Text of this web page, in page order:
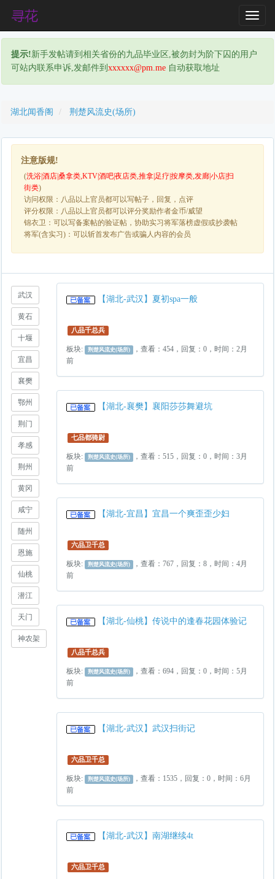
T
o
g
e
i
提示!新手发帖请到相关省份的九品毕业区,被勿封为阶下囚的用户
可站内联系申诉,发邮件到 xxxxxx@pm.me 自动获取地址
湖北闻香阁 荆楚风流史(场所)
注意版规!
(洗浴|酒店|桑拿类,KTV|酒吧|夜店类,推拿|足疗|按摩类,发廊|小店|扫
街类)
访问权限：八品以上官员都可以写帖子，回复，点评
评分权限：八品以上官员都可以评分奖励作者金币/威望
锦衣卫：可以写备案帖的验证帖，协助实习将军落榜虚假或抄袭帖
将军(含实习)：可以斩首发布广告或骗人内容的会员
武汉
黄石
十堰
宜昌
襄樊
鄂州
荆门
孝感
荆州
黄冈
咸宁
随州
恩施
仙桃
潜江
天门
神农架
【湖北-武汉】夏初spa一般
八品千总兵
板块: 荆楚风流史(场所)
，查看：454，回复：0，时间：2月
前
【湖北-襄樊】襄阳莎莎舞避坑
七品都骑尉
板块: 荆楚风流史(场所)
，查看：515，回复：0，时间：3月
前
【湖北-宜昌】宜昌一个爽歪歪少妇
六品卫千总
板块: 荆楚风流史(场所)
，查看：767，回复：8，时间：4月
前
【湖北-仙桃】传说中的逢春花园体验记
八品千总兵
板块: 荆楚风流史(场所)
，查看：694，回复：0，时间：5月
前
【湖北-武汉】武汉扫街记
六品卫千总
板块: 荆楚风流史(场所)
，查看：1535，回复：0，时间：6月
前
【湖北-武汉】南湖继续4t
六品卫千总